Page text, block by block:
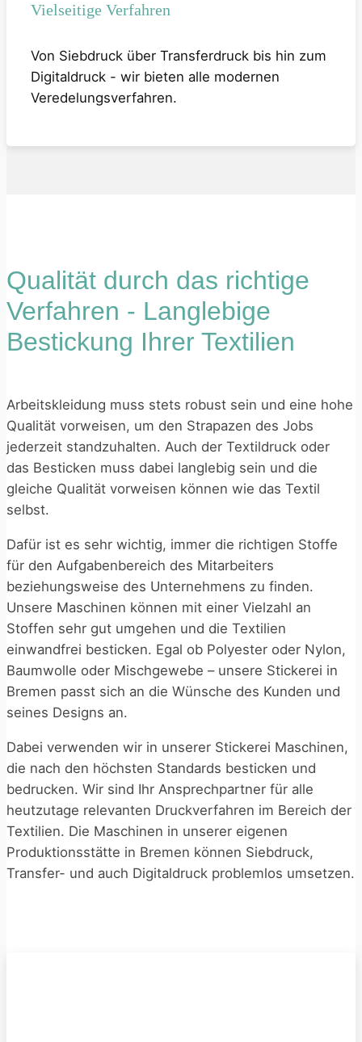
Vielseitige Verfahren
Von Siebdruck über Transferdruck bis hin zum
Digitaldruck - wir bieten alle modernen
Veredelungsverfahren.
Qualität durch das richtige
Verfahren - Langlebige
Bestickung Ihrer Textilien
Arbeitskleidung muss stets robust sein und eine hohe
Qualität vorweisen, um den Strapazen des Jobs
jederzeit standzuhalten. Auch der Textildruck oder
das Besticken muss dabei langlebig sein und die
gleiche Qualität vorweisen können wie das Textil
selbst.
Dafür ist es sehr wichtig, immer die richtigen Stoffe
für den Aufgabenbereich des Mitarbeiters
beziehungsweise des Unternehmens zu finden.
Unsere Maschinen können mit einer Vielzahl an
Stoffen sehr gut umgehen und die Textilien
einwandfrei besticken. Egal ob Polyester oder Nylon,
Baumwolle oder Mischgewebe – unsere Stickerei in
Bremen passt sich an die Wünsche des Kunden und
seines Designs an.
Dabei verwenden wir in unserer Stickerei Maschinen,
die nach den höchsten Standards besticken und
bedrucken. Wir sind Ihr Ansprechpartner für alle
heutzutage relevanten Druckverfahren im Bereich der
Textilien. Die Maschinen in unserer eigenen
Produktionsstätte in Bremen können Siebdruck,
Transfer- und auch Digitaldruck problemlos umsetzen.